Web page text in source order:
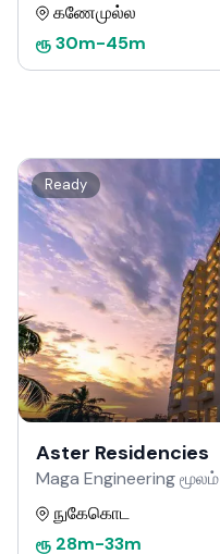
கணேமுல்ல
ரூ30m-45m
Ready
Aster Residencies
Maga Engineering மூலம்
நுகேகொட
ரூ 28m-33m